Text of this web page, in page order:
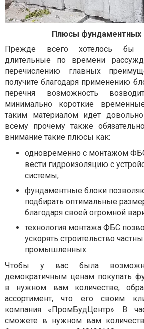
Плюсы фундаментных
Прежде всего хотелось бы
длительные по времени
перечислению главных
получите благодаря применению
перечня возможность
минимально короткие
таким материалом идет
всему прочему также
внимание такие плюсы как:
одновременно с монтажом
вести гидроизоляцию с
системы;
фундаментные блоки
подбирать оптимальные
благодаря своей огромной
технология монтажа ФБС
ускорять строительство
промышленных.
Чтобы у вас была
демократичным ценам покупать
в нужном вам количестве,
ассортимент, что его своим
компания «ПромБудЦентр». В
сможете в нужном вам